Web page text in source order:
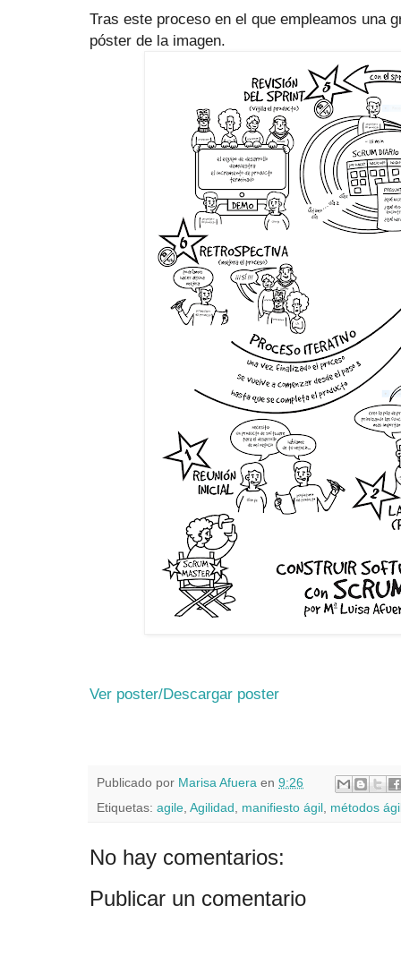
Tras este proceso en el que empleamos una
póster de la imagen.
Ver poster/Descargar poster
Publicado por Marisa Afuera en 9:26
Etiquetas: agile Agilidad manifiesto ágil métodos
No hay comentarios:
Publicar un comentario